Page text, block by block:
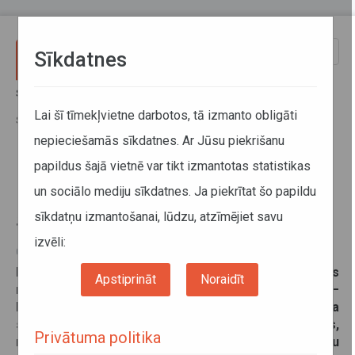
Sākums
Stiklēri ieviestas izmaiņas
Reģionālo autobusu maršrutos
Preiļi–Rudzāti–Līvāni un Līvāni–
Stiklēri ieviestas izmaiņas
07. oktobris 2024
No šī gada 8. oktobra ieviestas izmaiņas divos
reģionālo autobusu maršrutos Latgalē - Preiļi–
Rudzāti–Līvāni un Līvāni–Stiklēri. Tādējādi ir iespēja
sabalansēt autobusu šoferu darba un atpūtas laikus,
nemazinot iespēju nodrošināt sabiedrisko transportu
Sīkdatnes
Lai šī tīmekļvietne darbotos, tā izmanto obligāti
nepieciešamās sīkdatnes. Ar Jūsu piekrišanu
papildus šajā vietnē var tikt izmantotas statistikas
un sociālo mediju sīkdatnes. Ja piekrītat šo papildu
sīkdatņu izmantošanai, lūdzu, atzīmējiet savu
izvēli:
Apstiprināt Noraidīt
Privātuma politika